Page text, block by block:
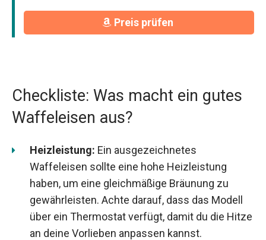
Preis prüfen
Checkliste: Was macht ein gutes
Waffeleisen aus?
Heizleistung: Ein ausgezeichnetes
Waffeleisen sollte eine hohe Heizleistung
haben, um eine gleichmäßige Bräunung zu
gewährleisten. Achte darauf, dass das Modell
über ein Thermostat verfügt, damit du die Hitze
an deine Vorlieben anpassen kannst.